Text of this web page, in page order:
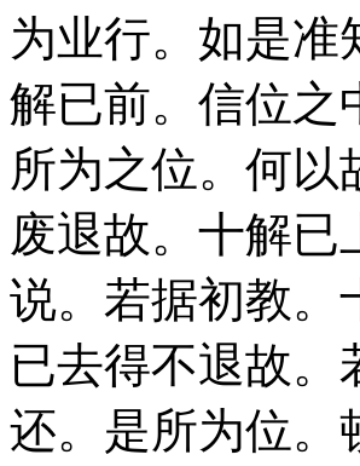
为业行。如是准
解已前。信位之
所为之位。何
废退故。十解
说。若据初教。
已去得不退故。
还。是所为位。